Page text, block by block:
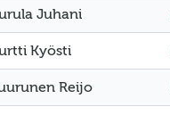
Juhani
Kyösti
Reijo